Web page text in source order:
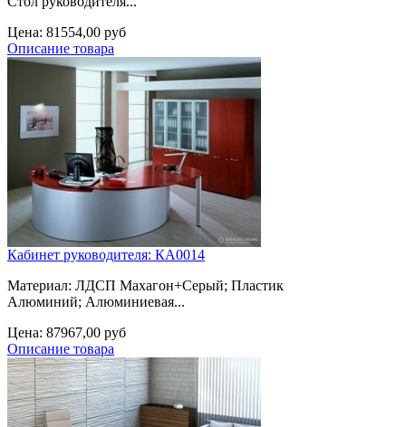
Цена: 81554,00 руб
Описание товара
Кабинет руководителя: КА0014
Материал: ЛДСП Махагон+Серый; Пластик
Алюминий; Алюминиевая...
Цена: 87967,00 руб
Описание товара